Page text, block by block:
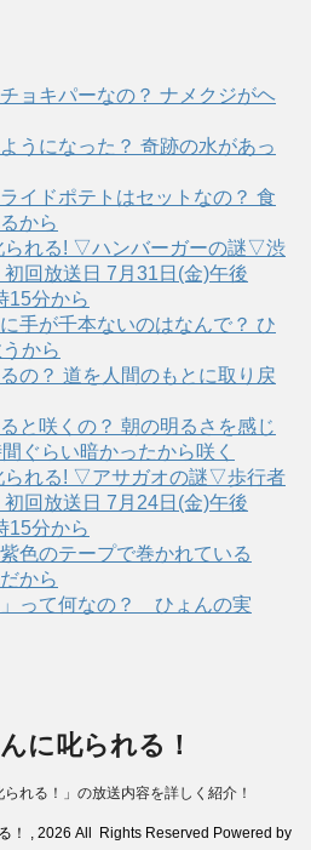
ョキパーなの？ ナメクジがヘ
うになった？ 奇跡の水があっ
イドポテトはセットなの？ 食
から
られる! ▽ハンバーガーの謎▽渋
回放送日 7月31日(金)午後
15分から
手が千本ないのはなんで？ ひ
から
の？ 道を人間のもとに取り戻
と咲くの？ 朝の明るさを感じ
ぐらい暗かったから咲く
られる! ▽アサガオの謎▽歩行者
回放送日 7月24日(金)午後
15分から
色のテープで巻かれている
から
って何なの？ ひょんの実
に叱られる！
れる！」の放送内容を詳しく紹介！
！ , 2026 All Rights Reserved Powered by